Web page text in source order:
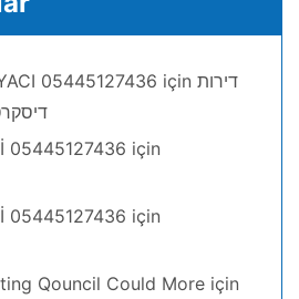
05445127436 için דירות
05445127436 için
05445127436 için
Qouncil Could More için